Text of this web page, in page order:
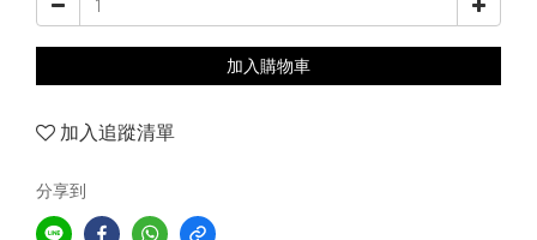
加入購物車
加入追蹤清單
分享到